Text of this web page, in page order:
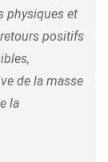
physiques et
positifs
de la masse
la